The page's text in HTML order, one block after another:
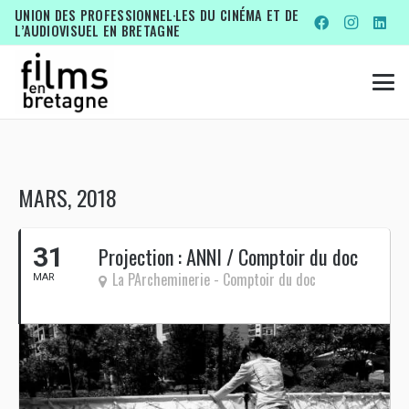
UNION DES PROFESSIONNEL·LES DU CINÉMA ET DE
L’AUDIOVISUEL EN BRETAGNE
MARS, 2018
31
MAR
Projection : ANNI / Comptoir du doc
La PArcheminerie - Comptoir du doc